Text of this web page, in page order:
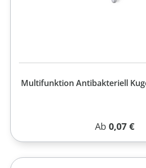
Multifunktion Antibakteriell
Regulärer
Ab 0,07 €